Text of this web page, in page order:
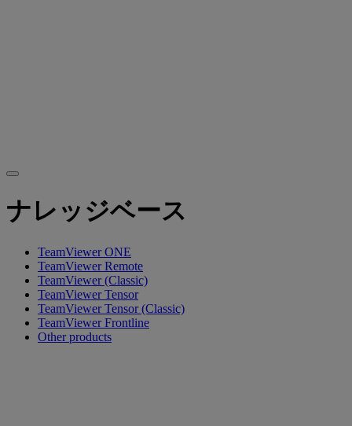
ナレッジベース
TeamViewer ONE
TeamViewer Remote
TeamViewer (Classic)
TeamViewer Tensor
TeamViewer Tensor (Classic)
TeamViewer Frontline
Other products